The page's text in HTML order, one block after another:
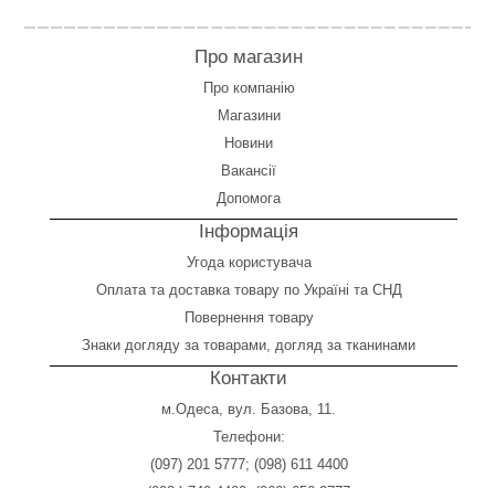
Про магазин
Про компанію
Магазини
Новини
Вакансії
Допомога
Інформація
Угода користувача
Оплата та доставка товару по Україні та СНД
Повернення товару
Знаки догляду за товарами, догляд за тканинами
Контакти
м.Одеса, вул. Базова, 11.
Телефони:
(097) 201 5777; (098) 611 4400